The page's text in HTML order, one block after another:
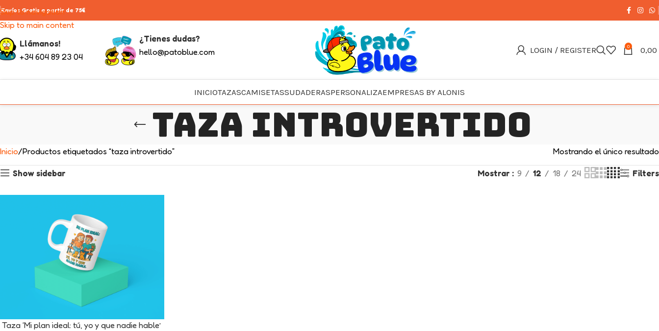
Skip to navigation
Skip to main content
Envíos Gratis a partir de 75€
Llámanos!
+34 604 89 23 04
¿Tienes dudas?
hello@patoblue.com
LOGIN / REGISTER 0 0,00
INICIOTAZASCAMISETASSUDADERASPERSONALIZAEMPRESAS BY ALONIS
taza introvertido
Inicio Productos etiquetados “taza introvertido” Mostrando el único resultado
Show sidebar Mostrar 9 12 18 24 Filters
Taza ‘Mi plan ideal: tú, yo y que nadie hable’